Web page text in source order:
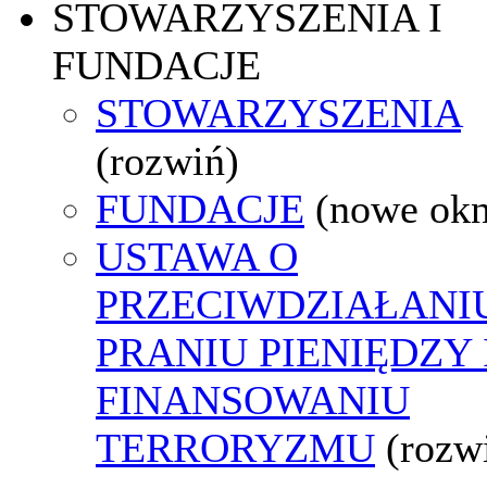
STOWARZYSZENIA I
FUNDACJE
STOWARZYSZENIA
(rozwiń)
FUNDACJE (nowe
USTAWA O
PRANIU PIENIĘDZY
FINANSOWANIU
TERRORYZMU